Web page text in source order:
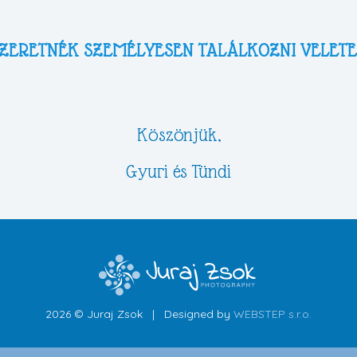
SZEMÉLYESEN TALÁLKOZNI
Köszönjük,
Gyuri és Tündi
2026 © Juraj Zsok | Designed by WEBSTEP s.r.o.